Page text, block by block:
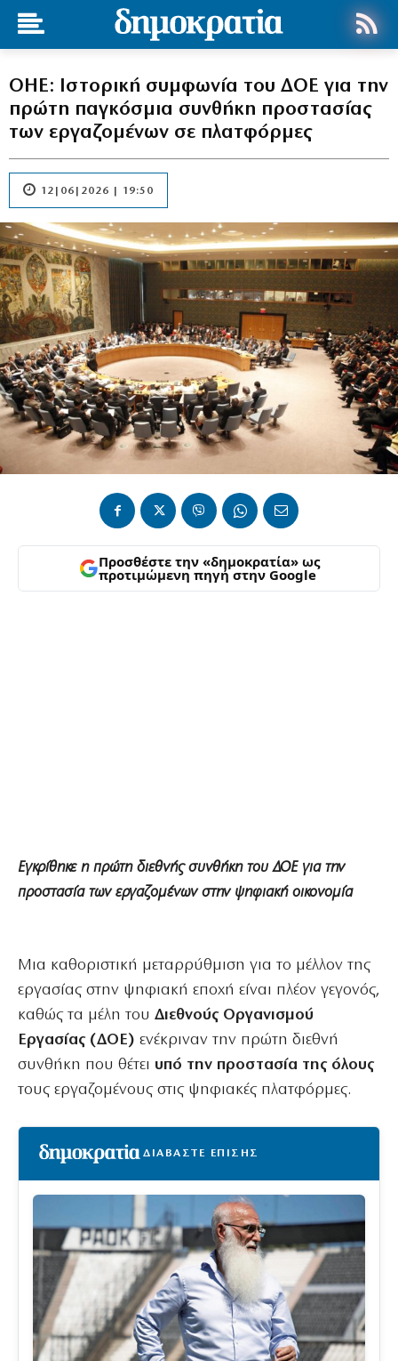
ΟΗΕ: Ιστορική συμφωνία του ΔΟΕ για την
πρώτη παγκόσμια συνθήκη προστασίας
των εργαζομένων σε πλατφόρμες
12|06|2026 | 19:50
Προσθέστε την «δημοκρατία» ως
προτιμώμενη πηγή στην Google
Εγκρίθηκε η πρώτη διεθνής συνθήκη του ΔΟΕ για την
προστασία των εργαζομένων στην ψηφιακή οικονομία
Μια καθοριστική μεταρρύθμιση για το μέλλον της
εργασίας στην ψηφιακή εποχή είναι πλέον γεγονός,
καθώς τα μέλη του Διεθνούς Οργανισμού
Εργασίας (ΔΟΕ) ενέκριναν την πρώτη διεθνή
συνθήκη που θέτει υπό την προστασία της όλους
τους εργαζομένους στις ψηφιακές πλατφόρμες.
ΔΙΑΒΑΣΤΕ ΕΠΙΣΗΣ